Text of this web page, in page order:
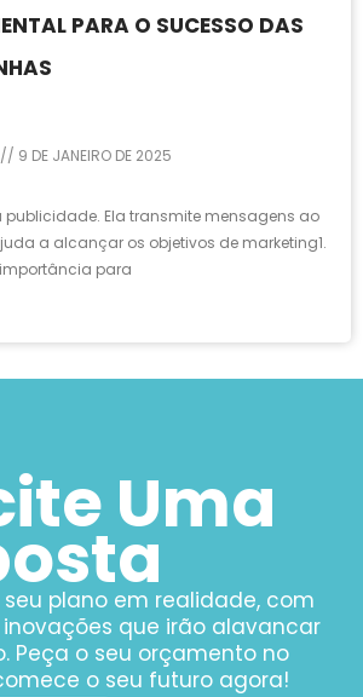
PARA O SUCESSO DAS
9 DE JANEIRO DE 2025
Ela transmite mensagens ao
a alcançar os objetivos de marketing1.
para
Uma
plano em realidade, com
que irão alavancar
Peça o seu orçamento no
o seu futuro agora!